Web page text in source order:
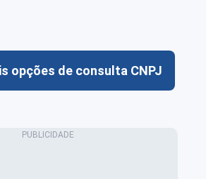
opções de consulta CNPJ